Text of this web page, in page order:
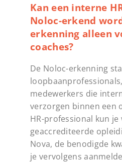
Kan een interne
Noloc-erkend
erkenning alleen
coaches?
De Noloc-erkenning
medewerkers die
verzorgen binnen een
HR-professional kun je
geaccrediteerde
Nova, de benodigde
je vervolgens